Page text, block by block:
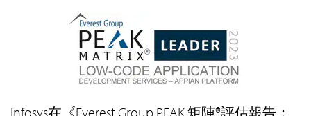
Infosys在《Everest Group PEAK 矩陣®評估報告：